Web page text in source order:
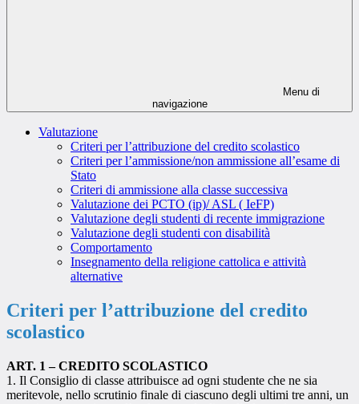
Menu di
navigazione
Valutazione
Criteri per l’attribuzione del credito scolastico
Criteri per l’ammissione/non ammissione all’esame di
Stato
Criteri di ammissione alla classe successiva
Valutazione dei PCTO (ip)/ ASL ( IeFP)
Valutazione degli studenti di recente immigrazione
Valutazione degli studenti con disabilità
Comportamento
Insegnamento della religione cattolica e attività
alternative
Criteri per l’attribuzione del credito
scolastico
ART. 1 – CREDITO SCOLASTICO
1. Il Consiglio di classe attribuisce ad ogni studente che ne sia
meritevole, nello scrutinio finale di ciascuno degli ultimi tre anni, un